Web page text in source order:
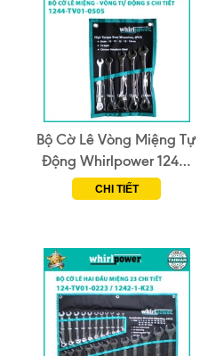
Bộ Cờ Lê Vòng Miệng Tự
Động Whirlpower 1244-
TV01-0505 (5 Chi Tiết)
CHI TIẾT